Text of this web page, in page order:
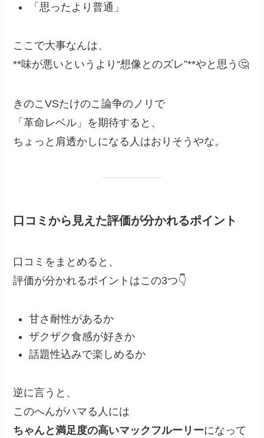
「思ったより普通」
ここで大事なんは、
**味が悪いというより“想像とのズレ”**やと思う🤔
きのこVSたけのこ論争のノリで
「革命レベル」を期待すると、
ちょっと肩透かしになる人はおりそうやな。
口コミから見えた評価が分かれるポイント
口コミをまとめると、
評価が分かれるポイントはこの3つ👇
甘さ耐性があるか
ザクザク食感が好きか
話題性込みで楽しめるか
逆に言うと、
このへんがハマる人には
ちゃんと満足度の高いマックフルーリーになって